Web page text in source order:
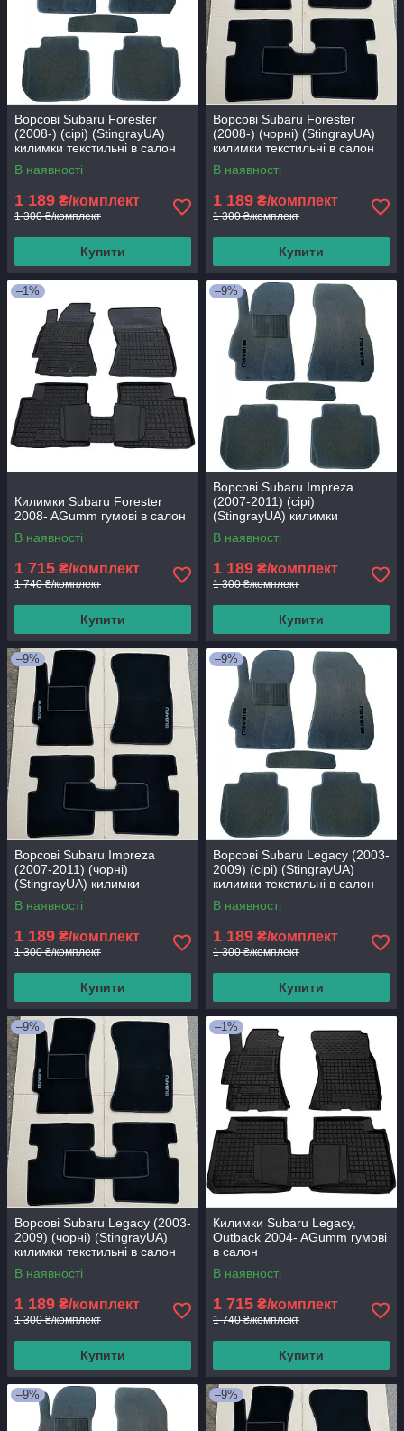
Ворсові Subaru Forester
(2008-) (сірі) (StingrayUA)
килимки текстильні в салон
авто
В наявності
1 189 ₴/комплект
1 300 ₴/комплект
Купити
Ворсові Subaru Forester
(2008-) (чорні) (StingrayUA)
килимки текстильні в салон
авто
В наявності
1 189 ₴/комплект
1 300 ₴/комплект
Купити
–1%
Килимки Subaru Forester
2008- AGumm гумові в салон
В наявності
1 715 ₴/комплект
1 740 ₴/комплект
Купити
–9%
Ворсові Subaru Impreza
(2007-2011) (сірі)
(StingrayUA) килимки
текстильні в салон авто
В наявності
1 189 ₴/комплект
1 300 ₴/комплект
Купити
–9%
Ворсові Subaru Impreza
(2007-2011) (чорні)
(StingrayUA) килимки
текстильні в салон авто
В наявності
1 189 ₴/комплект
1 300 ₴/комплект
Купити
–9%
Ворсові Subaru Legacy (2003-
2009) (сірі) (StingrayUA)
килимки текстильні в салон
авто
В наявності
1 189 ₴/комплект
1 300 ₴/комплект
Купити
–9%
Ворсові Subaru Legacy (2003-
2009) (чорні) (StingrayUA)
килимки текстильні в салон
авто
В наявності
1 189 ₴/комплект
1 300 ₴/комплект
Купити
–1%
Килимки Subaru Legacy,
Outback 2004- AGumm гумові
в салон
В наявності
1 715 ₴/комплект
1 740 ₴/комплект
Купити
–9% –9%